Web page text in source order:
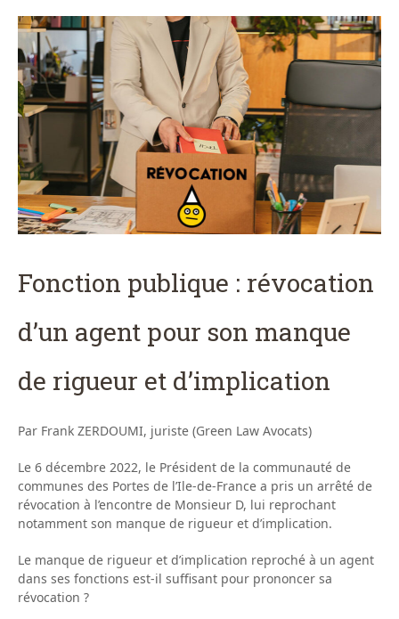
Fonction publique : révocation
d’un agent pour son manque
de rigueur et d’implication
Par Frank ZERDOUMI, juriste (Green Law Avocats)
Le 6 décembre 2022, le Président de la communauté de
communes des Portes de l’Ile-de-France a pris un arrêté de
révocation à l’encontre de Monsieur D, lui reprochant
notamment son manque de rigueur et d’implication.
Le manque de rigueur et d’implication reproché à un agent
dans ses fonctions est-il suffisant pour prononcer sa
révocation ?